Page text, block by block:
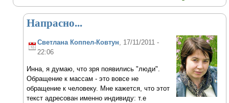
Напрасно...
Светлана Коппел-Ковтун, 17/11/2011 -
22:06
Инна, я думаю, что зря появились "люди".
Обращение к массам - это вовсе не
обращение к человеку. Мне кажется, что этот
текст адресован именно индивиду: т.е